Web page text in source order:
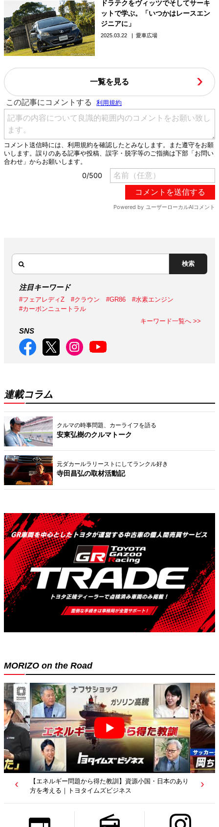
ドラテクをヴィッツでそしてサーキ
ットで学ぶ。「いつかはレースエン
ジニアに」
2025.03.22 愛車広場
一覧を見る
検索
注目キーワード
#フェアレディZ #クラウン #GR86
#水素エンジン
#カーボンニュートラル
キーワード一覧へ >>
SNS
連載コラム
クルマの時事問題、カーライフを語る
安東弘樹のクルマトーク
元ダカールラリーストにしてランクル好き
寺田昌弘の取材活動記
MORIZO on the Road
【若者たちへ】岡田武史さんが“特別授業”で語ったこと
｜サッカー日本代表元監督｜トヨタイムズニュース